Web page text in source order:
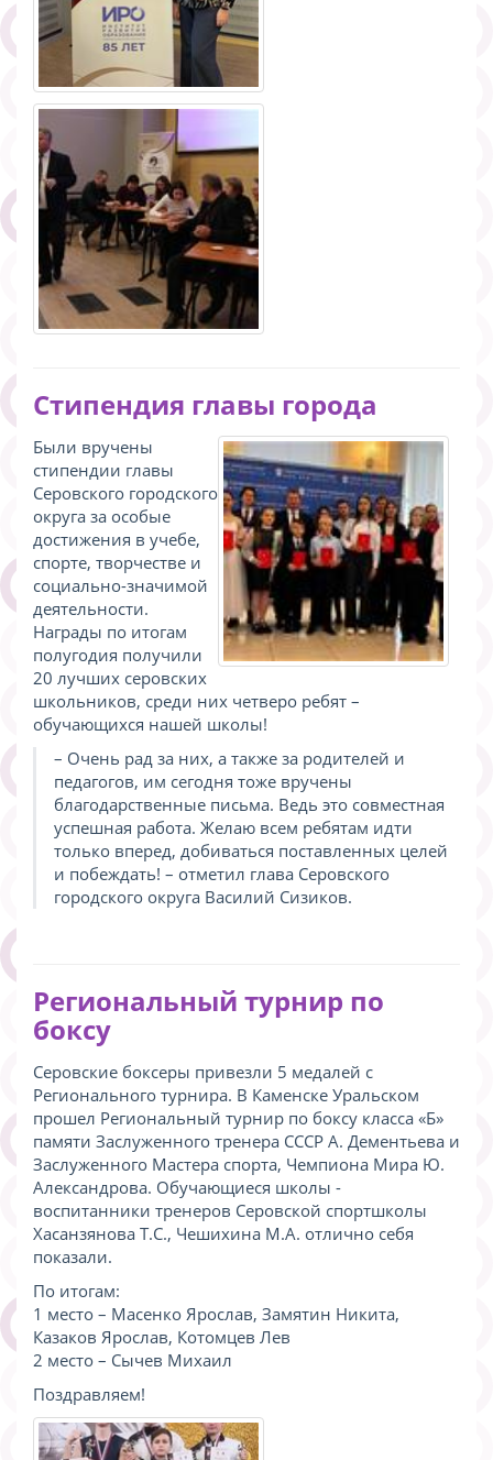
Стипендия главы города
Были вручены
стипендии главы
Серовского городского
округа за особые
достижения в учебе,
спорте, творчестве и
социально-значимой
деятельности.
Награды по итогам
полугодия получили
20 лучших серовских
школьников, среди них четверо ребят –
обучающихся нашей школы!
– Очень рад за них, а также за родителей и
педагогов, им сегодня тоже вручены
благодарственные письма. Ведь это совместная
успешная работа. Желаю всем ребятам идти
только вперед, добиваться поставленных целей
и побеждать! – отметил глава Серовского
городского округа Василий Сизиков.
Региональный турнир по
боксу
Серовские боксеры привезли 5 медалей с
Регионального турнира. В Каменске Уральском
прошел Региональный турнир по боксу класса «Б»
памяти Заслуженного тренера СССР А. Дементьева и
Заслуженного Мастера спорта, Чемпиона Мира Ю.
Александрова. Обучающиеся школы -
воспитанники тренеров Серовской спортшколы
Хасанзянова Т.С., Чешихина М.А. отлично себя
показали.
По итогам:
1 место – Масенко Ярослав, Замятин Никита,
Казаков Ярослав, Котомцев Лев
2 место – Сычев Михаил
Поздравляем!